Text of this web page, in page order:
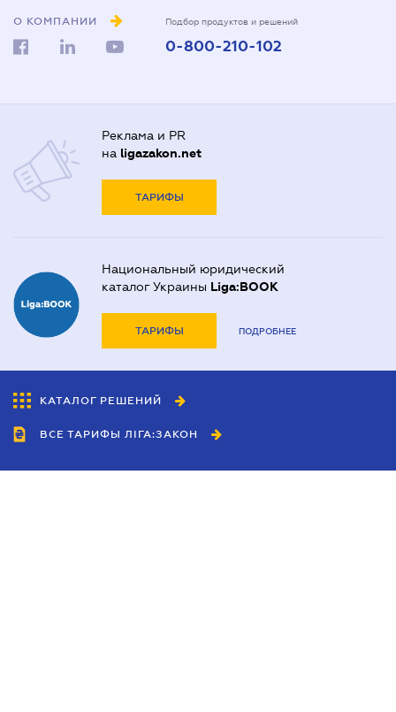
О КОМПАНИИ Подбор продуктов и решений
0-800-210-102
Реклама и PR
на ligazakon.net
ТАРИФЫ
Национальный юридический
каталог Украины Liga:BOOK
ТАРИФЫ ПОДРОБНЕЕ
КАТАЛОГ РЕШЕНИЙ
ВСЕ ТАРИФЫ ЛІГА:ЗАКОН